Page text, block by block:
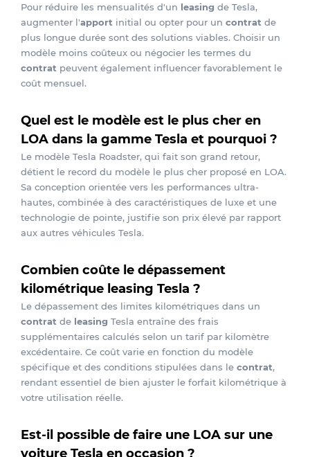
Pour réduire les mensualités d'un leasing de Tesla,
augmenter l'apport initial ou opter pour un contrat de
plus longue durée sont des solutions viables. Choisir un
modèle moins coûteux ou négocier les termes du
contrat peuvent également influencer favorablement le
coût mensuel.
Quel est le modèle est le plus cher en
LOA dans la gamme Tesla et pourquoi ?
Le modèle Tesla Roadster, qui fait son grand retour,
détient le record du modèle le plus cher proposé en LOA.
Sa conception orientée vers les performances ultra-
hautes, combinée à des caractéristiques de luxe et une
technologie de pointe, justifie son prix élevé par rapport
aux autres véhicules Tesla.
Combien coûte le dépassement
kilométrique leasing Tesla ?
Le dépassement des limites kilométriques dans un
contrat de leasing Tesla entraîne des frais
supplémentaires calculés selon un tarif par kilomètre
excédentaire. Ce coût varie en fonction du modèle
spécifique et des conditions stipulées dans le contrat,
rendant essentiel de bien ajuster le forfait kilométrique à
votre utilisation réelle.
Est-il possible de faire une LOA sur une
voiture Tesla en occasion ?